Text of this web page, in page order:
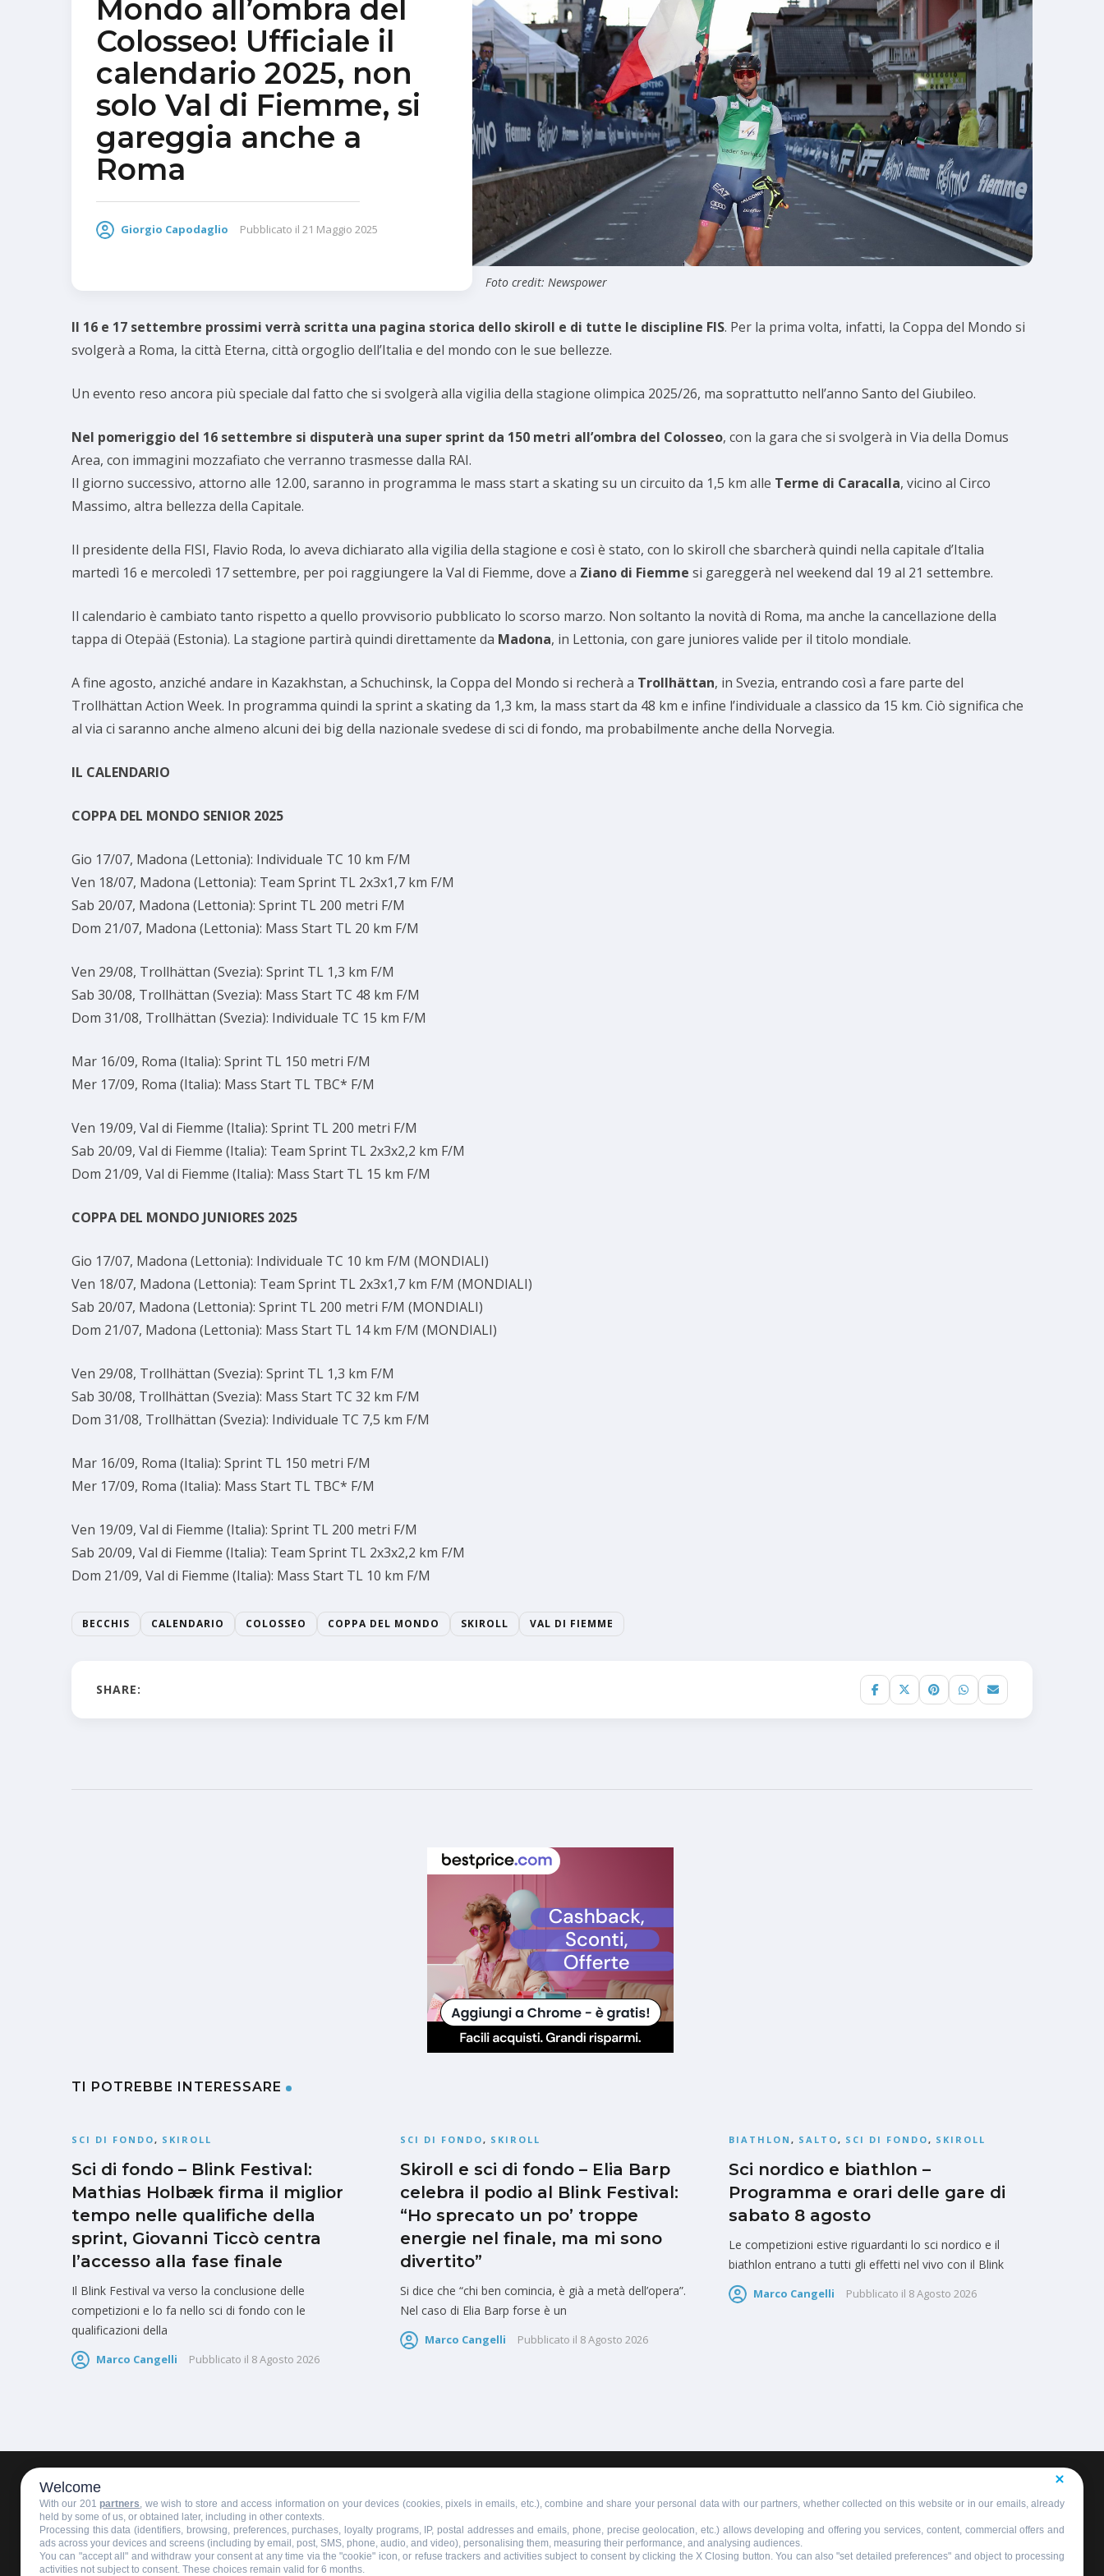
Mondo all’ombra del
Colosseo! Ufficiale il
calendario 2025, non
solo Val di Fiemme, si
gareggia anche a
Roma
Giorgio Capodaglio Pubblicato il 21 Maggio 2025
Foto credit: Newspower
Il 16 e 17 settembre prossimi verrà scritta una pagina storica dello skiroll e di tutte le discipline FIS. Per la prima volta, infatti, la Coppa del Mondo si
svolgerà a Roma, la città Eterna, città orgoglio dell’Italia e del mondo con le sue bellezze.
Un evento reso ancora più speciale dal fatto che si svolgerà alla vigilia della stagione olimpica 2025/26, ma soprattutto nell’anno Santo del Giubileo.
Nel pomeriggio del 16 settembre si disputerà una super sprint da 150 metri all’ombra del Colosseo, con la gara che si svolgerà in Via della Domus
Area, con immagini mozzafiato che verranno trasmesse dalla RAI.
Il giorno successivo, attorno alle 12.00, saranno in programma le mass start a skating su un circuito da 1,5 km alle Terme di Caracalla, vicino al Circo
Massimo, altra bellezza della Capitale.
Il presidente della FISI, Flavio Roda, lo aveva dichiarato alla vigilia della stagione e così è stato, con lo skiroll che sbarcherà quindi nella capitale d’Italia
martedì 16 e mercoledì 17 settembre, per poi raggiungere la Val di Fiemme, dove a Ziano di Fiemme si gareggerà nel weekend dal 19 al 21 settembre.
Il calendario è cambiato tanto rispetto a quello provvisorio pubblicato lo scorso marzo. Non soltanto la novità di Roma, ma anche la cancellazione della
tappa di Otepää (Estonia). La stagione partirà quindi direttamente da Madona, in Lettonia, con gare juniores valide per il titolo mondiale.
A fine agosto, anziché andare in Kazakhstan, a Schuchinsk, la Coppa del Mondo si recherà a Trollhättan, in Svezia, entrando così a fare parte del
Trollhättan Action Week. In programma quindi la sprint a skating da 1,3 km, la mass start da 48 km e infine l’individuale a classico da 15 km. Ciò significa che
al via ci saranno anche almeno alcuni dei big della nazionale svedese di sci di fondo, ma probabilmente anche della Norvegia.
IL CALENDARIO
COPPA DEL MONDO SENIOR 2025
Gio 17/07, Madona (Lettonia): Individuale TC 10 km F/M
Ven 18/07, Madona (Lettonia): Team Sprint TL 2x3x1,7 km F/M
Sab 20/07, Madona (Lettonia): Sprint TL 200 metri F/M
Dom 21/07, Madona (Lettonia): Mass Start TL 20 km F/M
Ven 29/08, Trollhättan (Svezia): Sprint TL 1,3 km F/M
Sab 30/08, Trollhättan (Svezia): Mass Start TC 48 km F/M
Dom 31/08, Trollhättan (Svezia): Individuale TC 15 km F/M
Mar 16/09, Roma (Italia): Sprint TL 150 metri F/M
Mer 17/09, Roma (Italia): Mass Start TL TBC* F/M
Ven 19/09, Val di Fiemme (Italia): Sprint TL 200 metri F/M
Sab 20/09, Val di Fiemme (Italia): Team Sprint TL 2x3x2,2 km F/M
Dom 21/09, Val di Fiemme (Italia): Mass Start TL 15 km F/M
COPPA DEL MONDO JUNIORES 2025
Gio 17/07, Madona (Lettonia): Individuale TC 10 km F/M (MONDIALI)
Ven 18/07, Madona (Lettonia): Team Sprint TL 2x3x1,7 km F/M (MONDIALI)
Sab 20/07, Madona (Lettonia): Sprint TL 200 metri F/M (MONDIALI)
Dom 21/07, Madona (Lettonia): Mass Start TL 14 km F/M (MONDIALI)
Ven 29/08, Trollhättan (Svezia): Sprint TL 1,3 km F/M
Sab 30/08, Trollhättan (Svezia): Mass Start TC 32 km F/M
Dom 31/08, Trollhättan (Svezia): Individuale TC 7,5 km F/M
Mar 16/09, Roma (Italia): Sprint TL 150 metri F/M
Mer 17/09, Roma (Italia): Mass Start TL TBC* F/M
Ven 19/09, Val di Fiemme (Italia): Sprint TL 200 metri F/M
Sab 20/09, Val di Fiemme (Italia): Team Sprint TL 2x3x2,2 km F/M
Dom 21/09, Val di Fiemme (Italia): Mass Start TL 10 km F/M
BECCHIS CALENDARIO COLOSSEO COPPA DEL MONDO SKIROLL VAL DI FIEMME
SHARE:
TI POTREBBE INTERESSARE
SCI DI FONDO, SKIROLL
Sci di fondo – Blink Festival:
Mathias Holbæk firma il miglior
tempo nelle qualifiche della
sprint, Giovanni Ticcò centra
l’accesso alla fase finale
Il Blink Festival va verso la conclusione delle
competizioni e lo fa nello sci di fondo con le
qualificazioni della
Marco Cangelli Pubblicato il 8 Agosto 2026
SCI DI FONDO, SKIROLL
Skiroll e sci di fondo – Elia Barp
celebra il podio al Blink Festival:
“Ho sprecato un po’ troppe
energie nel finale, ma mi sono
divertito”
Si dice che “chi ben comincia, è già a metà dell’opera”.
Nel caso di Elia Barp forse è un
Marco Cangelli Pubblicato il 8 Agosto 2026
BIATHLON , SALTO, SCI DI FONDO, SKIROLL
Sci nordico e biathlon –
Programma e orari delle gare di
sabato 8 agosto
Le competizioni estive riguardanti lo sci nordico e il
biathlon entrano a tutti gli effetti nel vivo con il Blink
Marco Cangelli Pubblicato il 8 Agosto 2026
HOMEPAGEREDAZIONE INVIA UN COMUNICATO STAMPAPUBBLICITÀSCRIVI AL DIRETTORE
Welcome
With our 201 partners, we wish to store and access information on your devices (cookies, pixels in emails, etc.), combine and share your personal data with our partners, whether collected on this website or in our emails, already
held by some of us, or obtained later, including in other contexts.
Processing this data (identifiers, browsing, preferences, purchases, loyalty programs, IP, postal addresses and emails, phone, precise geolocation, etc.) allows developing and offering you services, content, commercial offers and
ads across your devices and screens (including by email, post, SMS, phone, audio, and video), personalising them, measuring their performance, and analysing audiences.
You can "accept all" and withdraw your consent at any time via the "cookie" icon, or refuse trackers and activities subject to consent by clicking the X Closing button. You can also "set detailed preferences" and object to processing
activities not subject to consent. These choices remain valid for 6 months.